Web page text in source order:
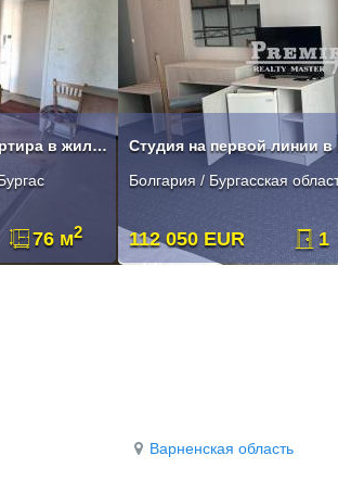
Продается двухкомнатная квартира в жилом доме в Бургасе .
76 м2
Студия на первой линии в
Болгария / Бургасская
112 050 EUR 1
Варненская область